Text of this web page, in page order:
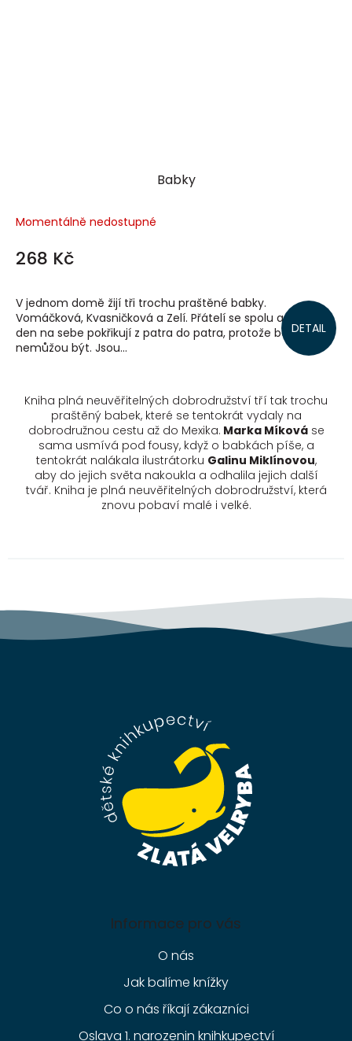
Babky
Momentálně nedostupné
268 Kč
DETAIL
V jednom domě žijí tři trochu praštěné babky.
Vomáčková, Kvasničková a Zelí. Přátelí se spolu a každý
den na sebe pokřikují z patra do patra, protože bez sebe
nemůžou být. Jsou...
Kniha plná neuvěřitelných dobrodružství tří tak trochu
praštěný babek, které se tentokrát vydaly na
dobrodružnou cestu až do Mexika. Marka Míkováse
sama usmívá pod fousy, když o babkách píše, a
tentokrát nalákala ilustrátorku Galinu Miklínovou,
aby do jejich světa nakoukla a odhalila jejich další
tvář. Kniha je plná neuvěřitelných dobrodružství, která
znovu pobaví malé i velké.
Informace pro vás
O nás
Jak balíme knížky
Co o nás říkají zákazníci
Oslava 1. narozenin knihkupectví